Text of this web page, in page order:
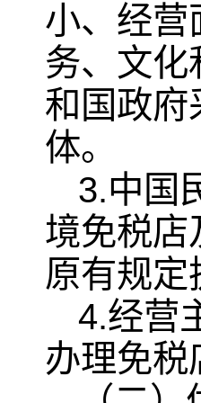
小、经营
务、文化
和国政府
体。
3.中国
境免税店
原有规定
4.经营
办理免税